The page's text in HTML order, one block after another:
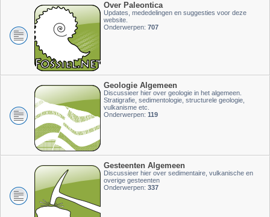
Over Paleontica
Updates, mededelingen en suggesties voor deze
website.
Onderwerpen: 707
Geologie Algemeen
Discussieer hier over geologie in het algemeen.
Stratigrafie, sedimentologie, structurele geologie,
vulkanisme etc.
Onderwerpen: 119
Gesteenten Algemeen
Discussieer hier over sedimentaire, vulkanische en
overige gesteenten
Onderwerpen: 337